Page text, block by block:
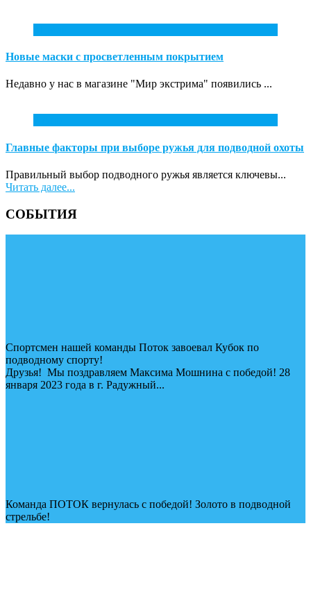
Новые маски с просветленным покрытием
Недавно у нас в магазине "Мир экстрима" появились ...
Главные факторы при выборе ружья для подводной охоты
Правильный выбор подводного ружья является ключевы...
Читать далее...
СОБЫТИЯ
Спортсмен нашей команды Поток завоевал Кубок по
подводному спорту!
Друзья! Мы поздравляем Максима Мошнина с победой! 28
января 2023 года в г. Радужный...
Команда ПОТОК вернулась с победой! Золото в подводной
стрельбе!